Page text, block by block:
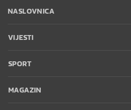
NASLOVNICA
VIJESTI
SPORT
MAGAZIN